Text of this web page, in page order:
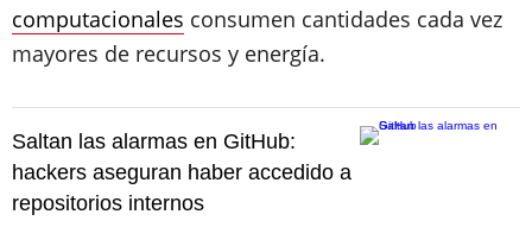
computacionales consumen cantidades cada vez
mayores de recursos y energía.
Saltan las alarmas en GitHub:
hackers aseguran haber accedido a
repositorios internos